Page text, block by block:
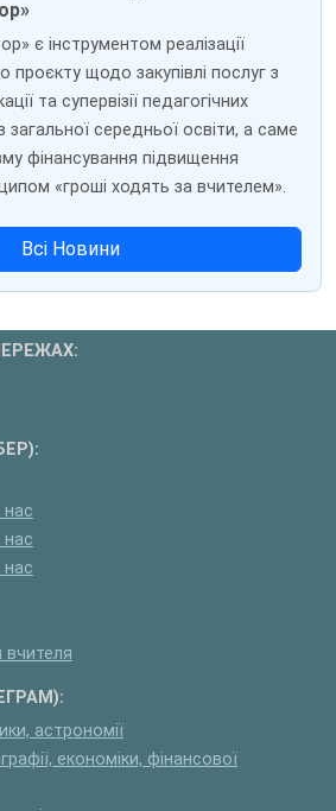
є інструментом реалізації
проєкту щодо закупівлі послуг з
та супервізії педагогічних
загальної середньої освіти, а саме
фінансування підвищення
«гроші ходять за вчителем».
Всі Новини
нас
нас
нас
астрономії
економіки, фінансової